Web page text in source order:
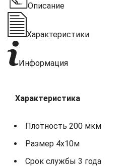
Описание
Характеристики
Информация
Характеристика
Плотность 200 мкм
Размер 4x10м
Срок службы 3 года